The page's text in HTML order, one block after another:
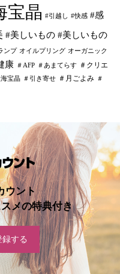
宝晶 #引越し #快感 #感
#美しいもの #美しいもの
ンプ オイルプリング オーガニック
康 ＃AFP ＃あまてらす
＃クリエ
海宝晶 ＃引き寄せ ＃月ごよみ ＃
ウント
メの特典付き
する